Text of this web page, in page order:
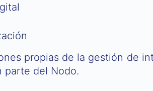
propias de la gestión de
parte del Nodo.